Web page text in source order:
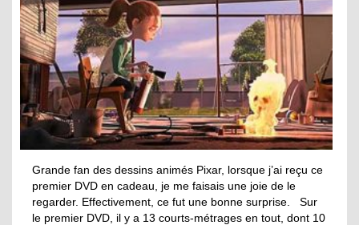
Grande fan des dessins animés Pixar, lorsque j’ai reçu ce
premier DVD en cadeau, je me faisais une joie de le
regarder. Effectivement, ce fut une bonne surprise. Sur
le premier DVD, il y a 13 courts-métrages en tout, dont 10